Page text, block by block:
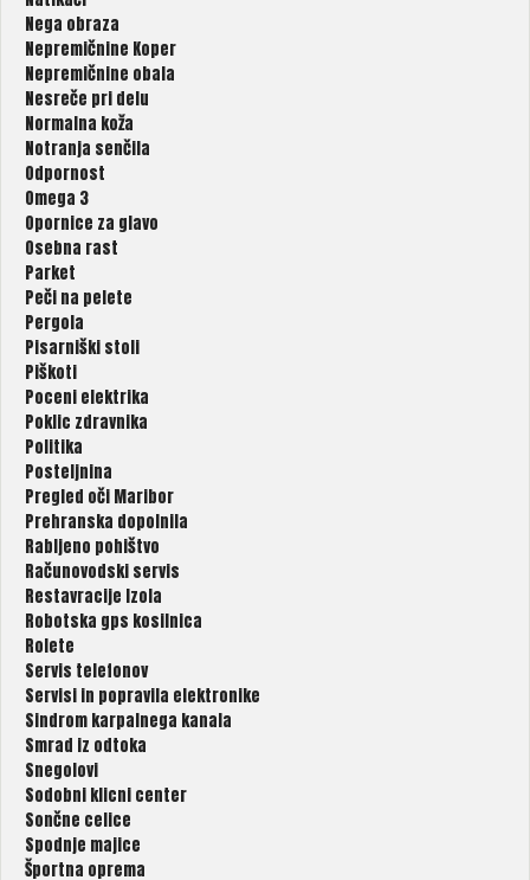
Nega obraza
Nepremičnine Koper
Nepremičnine obala
Nesreče pri delu
Normalna koža
Notranja senčila
Odpornost
Omega 3
Opornice za glavo
Osebna rast
Parket
Peči na pelete
Pergola
Pisarniški stoli
Piškoti
Poceni elektrika
Poklic zdravnika
Politika
Posteljnina
Pregled oči Maribor
Prehranska dopolnila
Rabljeno pohištvo
Računovodski servis
Restavracije Izola
Robotska gps kosilnica
Rolete
Servis telefonov
Servisi in popravila elektronike
Sindrom karpalnega kanala
Smrad iz odtoka
Snegolovi
Sodobni klicni center
Sončne celice
Spodnje majice
Športna oprema